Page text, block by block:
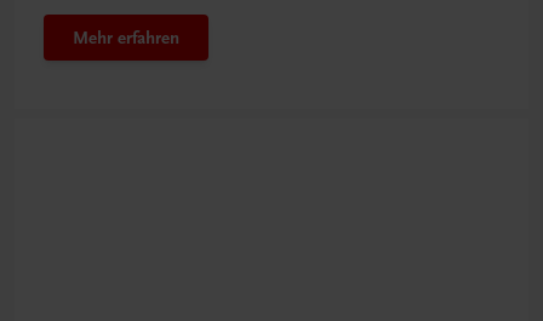
Mehr erfahren